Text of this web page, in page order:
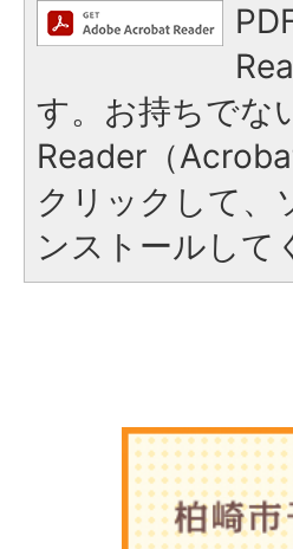
す。お持ちでな
Reader（
クリックして、
ンストールして